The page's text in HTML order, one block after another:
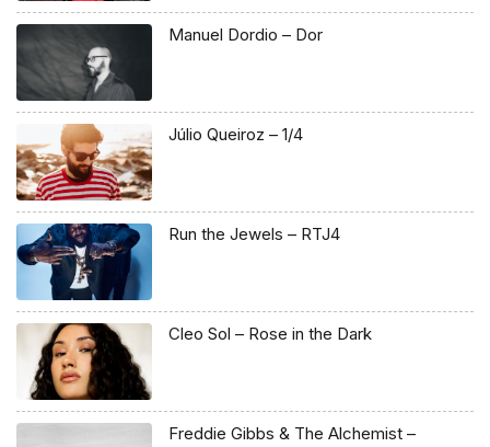
Manuel Dordio – Dor
Júlio Queiroz – 1/4
Run the Jewels – RTJ4
Cleo Sol – Rose in the Dark
Freddie Gibbs & The Alchemist –